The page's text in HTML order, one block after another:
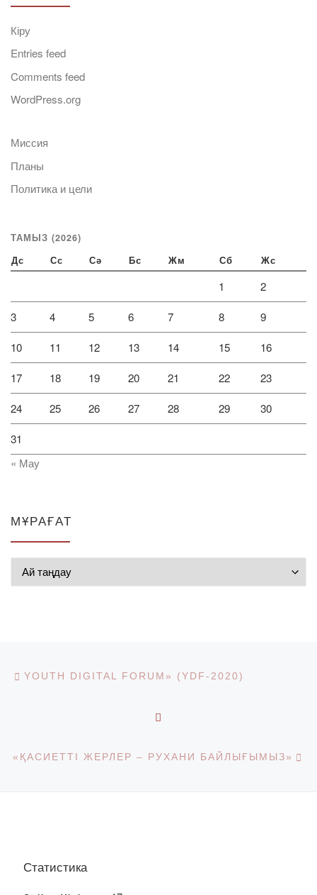
Кіру
Entries feed
Comments feed
WordPress.org
Миссия
Планы
Политика и цели
ТАМЫЗ (2026)
Дс Сс Сә Бс Жм Сб Жс
1 2
3 4 5 6 7 8 9
10 11 12 13 14 15 16
17 18 19 20 21 22 23
24 25 26 27 28 29 30
31
« Мау
МҰРАҒАТ
Post navigation
YOUTH DIGITAL FORUM» (YDF-2020)
«ҚАСИЕТТІ ЖЕРЛЕР – РУХАНИ БАЙЛЫҒЫМЫЗ»
Статистика